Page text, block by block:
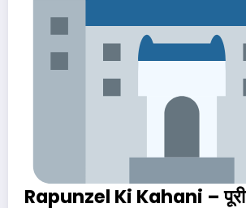
Rapunzel Ki Kahani – पूरी